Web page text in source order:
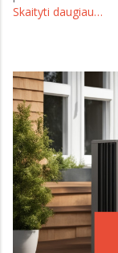
Skaityti daugiau…